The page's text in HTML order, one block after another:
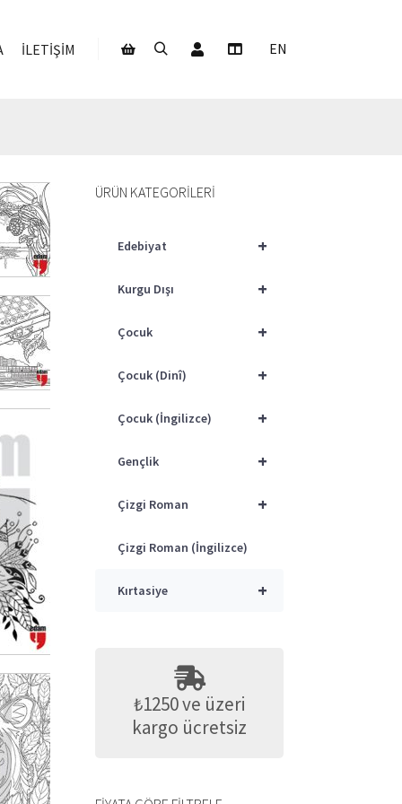
İLETIŞIM Hesabım EN
ÜRÜN KATEGORILERI
+
Edebiyat
+
Kurgu Dışı
+
Çocuk
+
Çocuk (Dinî)
+
Çocuk (İngilizce)
+
Gençlik
+
Çizgi Roman
Çizgi Roman (İngilizce)
+
Kırtasiye
₺1250 ve üzeri
kargo ücretsiz